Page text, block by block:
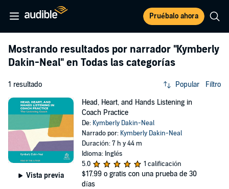
Pruébalo ahora
Mostrando resultados por narrador "Kymberly
Dakin-Neal" en Todas las categorías
1 resultado Popular Filtro
Vista previa
Head, Heart, and Hands Listening in
Coach Practice
De: Kymberly Dakin-Neal
Narrado por: Kymberly Dakin-Neal
Duración: 7 h y 44 m
Idioma: Inglés
5.0
1 calificación
$17.99 o gratis con una prueba de 30
días